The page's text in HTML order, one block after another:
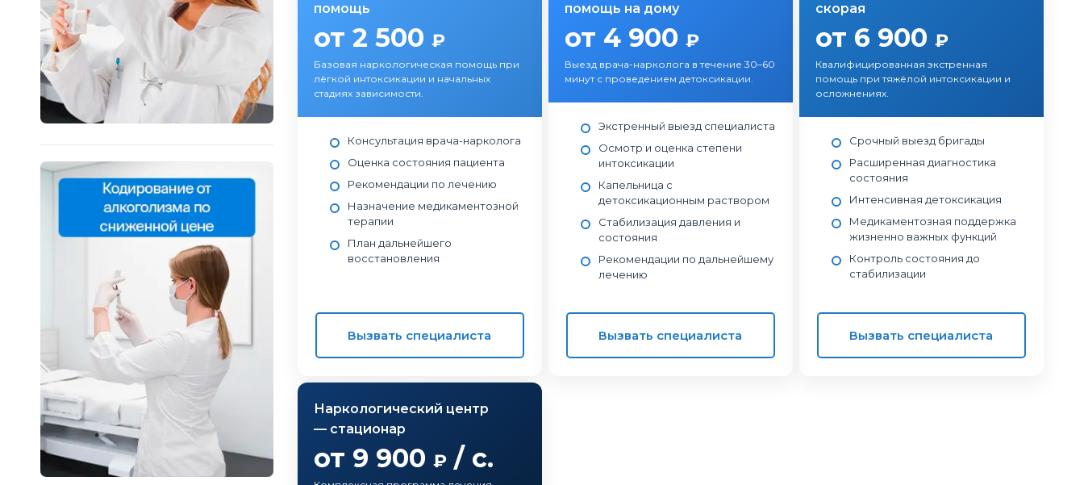
помощь
от 2 500 ₽
Базовая наркологическая помощь при
лёгкой интоксикации и начальных
стадиях зависимости.
Консультация врача-нарколога
Оценка состояния пациента
Рекомендации по лечению
Назначение медикаментозной
терапии
План дальнейшего
восстановления
Вызвать специалиста
помощь на дому
от 4 900 ₽
Выезд врача-нарколога в течение 30–60
минут с проведением детоксикации.
Экстренный выезд специалиста
Осмотр и оценка степени
интоксикации
Капельница с
детоксикационным раствором
Стабилизация давления и
состояния
Рекомендации по дальнейшему
лечению
Вызвать специалиста
скорая
от 6 900 ₽
Квалифицированная экстренная
помощь при тяжёлой интоксикации и
осложнениях.
Срочный выезд бригады
Расширенная диагностика
состояния
Интенсивная детоксикация
Медикаментозная поддержка
жизненно важных функций
Контроль состояния до
стабилизации
Вызвать специалиста
Наркологический центр
— стационар
от 9 900 ₽/ с.